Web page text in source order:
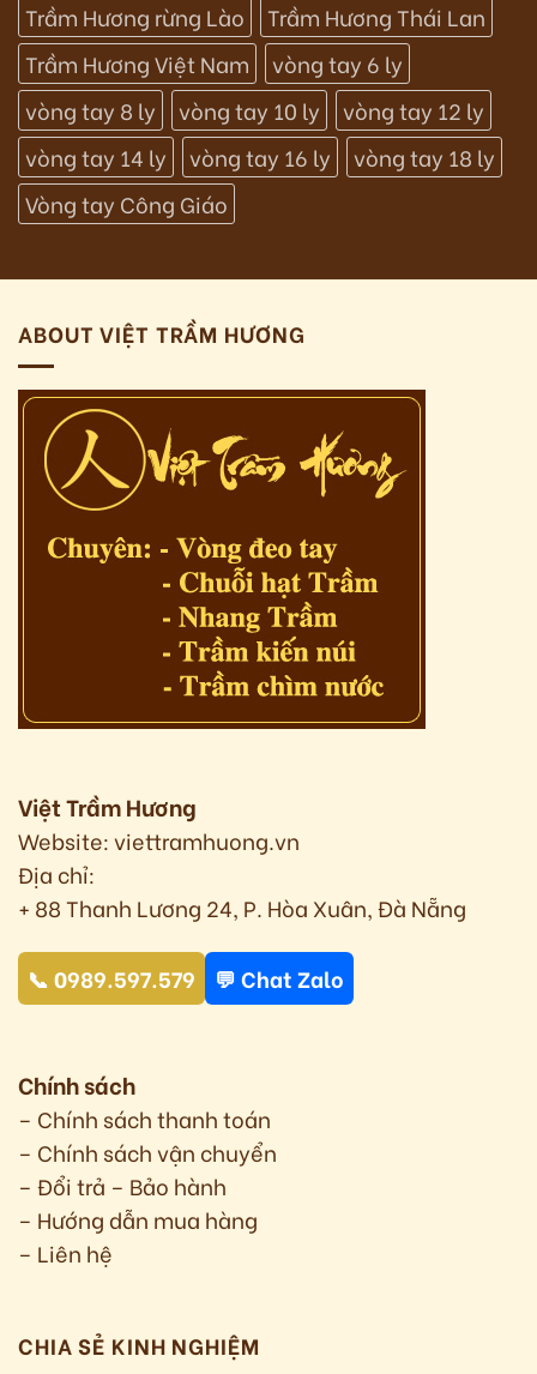
Trầm Hương rừng Lào
Trầm Hương Thái Lan
Trầm Hương Việt Nam
vòng tay 6 ly
vòng tay 8 ly
vòng tay 10 ly
vòng tay 12 ly
vòng tay 14 ly
vòng tay 16 ly
vòng tay 18 ly
Vòng tay Công Giáo
ABOUT VIỆT TRẦM HƯƠNG
Việt Trầm Hương
Website: viettramhuong.vn
Địa chỉ:
+ 88 Thanh Lương 24, P. Hòa Xuân, Đà Nẵng
📞 0989.597.579 💬 Chat Zalo
Chính sách
– Chính sách thanh toán
– Chính sách vận chuyển
– Đổi trả – Bảo hành
– Hướng dẫn mua hàng
– Liên hệ
CHIA SẺ KINH NGHIỆM